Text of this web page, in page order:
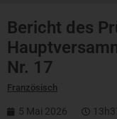
Bericht des
Nr. 17
Französisch
5 Mai 2026